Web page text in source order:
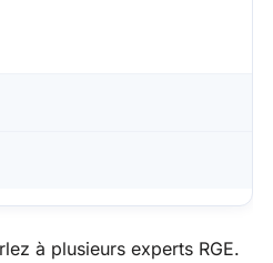
à plusieurs experts RGE.